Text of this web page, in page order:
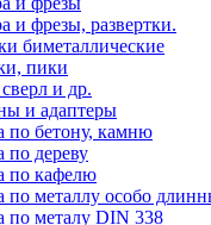
и фрезы, развертки.
биметаллические
пики
и др.
и адаптеры
по бетону, камню
по дереву
по кафелю
по металлу особо
по металу DIN 338